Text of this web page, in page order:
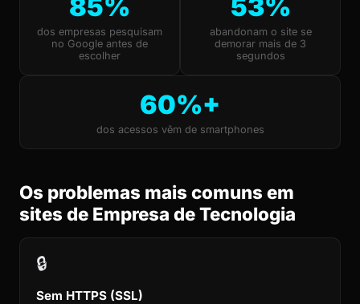
85%
dos empresas pesquisam
no Google antes de
escolher
53%
abandonam o site se
demorar mais de 3
segundos
60%+
dos acessos vêm de smartphones
Os problemas mais comuns em
sites de Empresa de Tecnologia
🔒
Sem HTTPS (SSL)